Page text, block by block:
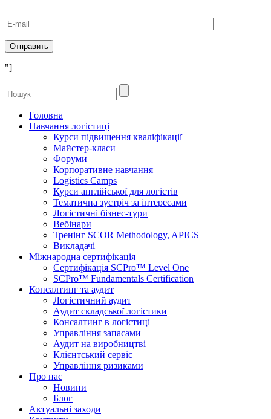
"]
Головна
Навчання логістиці
Курси підвищення кваліфікації
Майстер-класи
Форуми
Корпоративне навчання
Logistics Camps
Курси англійської для логістів
Тематична зустріч за інтересами
Логістичні бізнес-тури
Вебінари
Тренінг SCOR Methodology, APICS
Викладачі
Міжнародна сертифікація
Сертифікація SCPro™ Level One
SCPro™ Fundamentals Certification
Консалтинг та аудит
Логістичний аудит
Аудит складської логістики
Консалтинг в логістиці
Управління запасами
Аудит на виробництві
Клієнтський сервіс
Управління ризиками
Про нас
Новини
Блог
Актуальні заходи